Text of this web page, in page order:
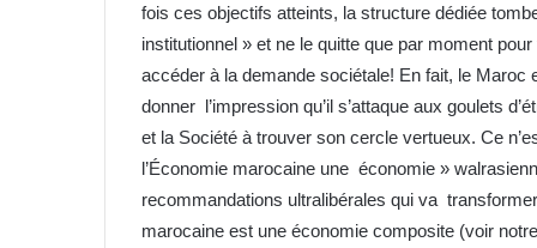
fois ces objectifs atteints, la structure dédiée
institutionnel » et ne le quitte que par moment
accéder à la demande sociétale! En fait, le
donner l’impression qu’il s’attaque aux goulets
et la Société à trouver son cercle vertueux. Ce
l’Économie marocaine une économie »
recommandations ultralibérales qui va
marocaine est une économie composite (voir